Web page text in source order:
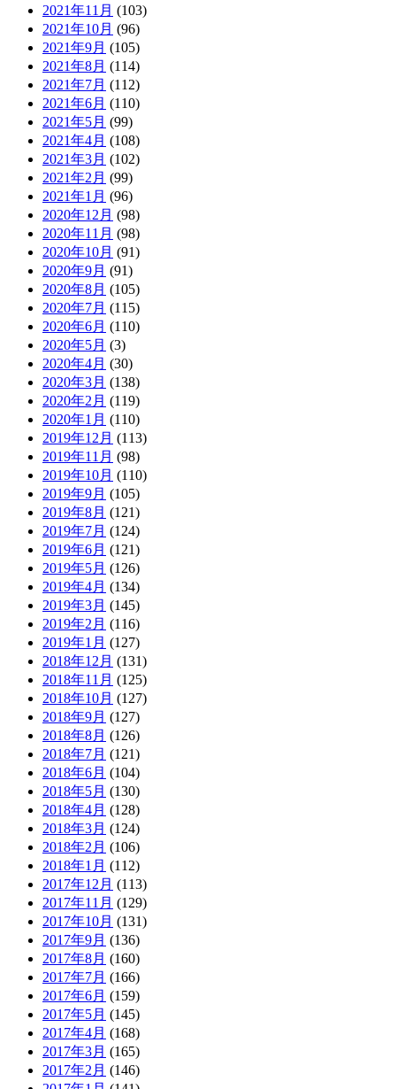
2021年11月 (103)
2021年10月 (96)
2021年9月 (105)
2021年8月 (114)
2021年7月 (112)
2021年6月 (110)
2021年5月 (99)
2021年4月 (108)
2021年3月 (102)
2021年2月 (99)
2021年1月 (96)
2020年12月 (98)
2020年11月 (98)
2020年10月 (91)
2020年9月 (91)
2020年8月 (105)
2020年7月 (115)
2020年6月 (110)
2020年5月 (3)
2020年4月 (30)
2020年3月 (138)
2020年2月 (119)
2020年1月 (110)
2019年12月 (113)
2019年11月 (98)
2019年10月 (110)
2019年9月 (105)
2019年8月 (121)
2019年7月 (124)
2019年6月 (121)
2019年5月 (126)
2019年4月 (134)
2019年3月 (145)
2019年2月 (116)
2019年1月 (127)
2018年12月 (131)
2018年11月 (125)
2018年10月 (127)
2018年9月 (127)
2018年8月 (126)
2018年7月 (121)
2018年6月 (104)
2018年5月 (130)
2018年4月 (128)
2018年3月 (124)
2018年2月 (106)
2018年1月 (112)
2017年12月 (113)
2017年11月 (129)
2017年10月 (131)
2017年9月 (136)
2017年8月 (160)
2017年7月 (166)
2017年6月 (159)
2017年5月 (145)
2017年4月 (168)
2017年3月 (165)
2017年2月 (146)